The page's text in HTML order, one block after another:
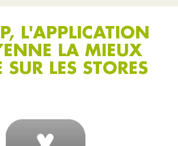
L'APPLICATION
LA MIEUX
SUR LES STORES